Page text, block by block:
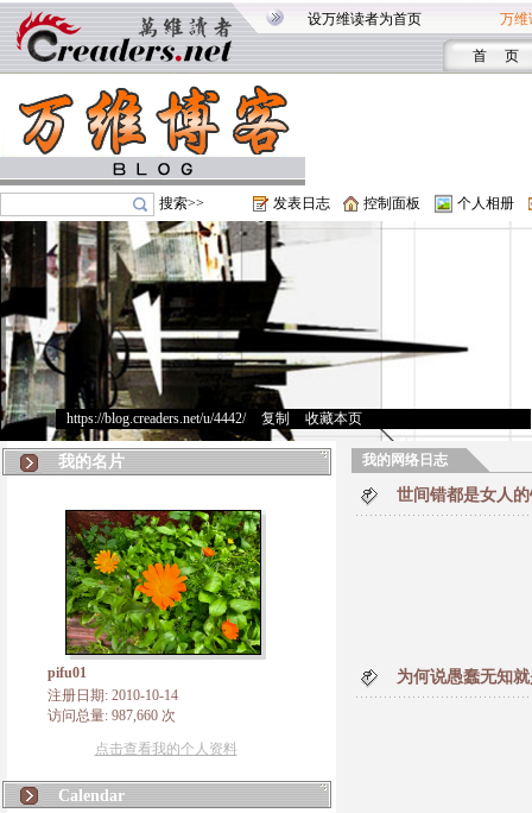
设万维读者为首页 万维
首 页
搜索>> 发表日志 控制面板 个人相册
https://blog.creaders.net/u/4442/> 复制 收藏本页
我的名片
pifu01
注册日期: 2010-10-14
访问总量: 987,660 次
点击查看我的个人资料
Calendar
我的网络日志
世间错都是女人
为何说愚蠢无知